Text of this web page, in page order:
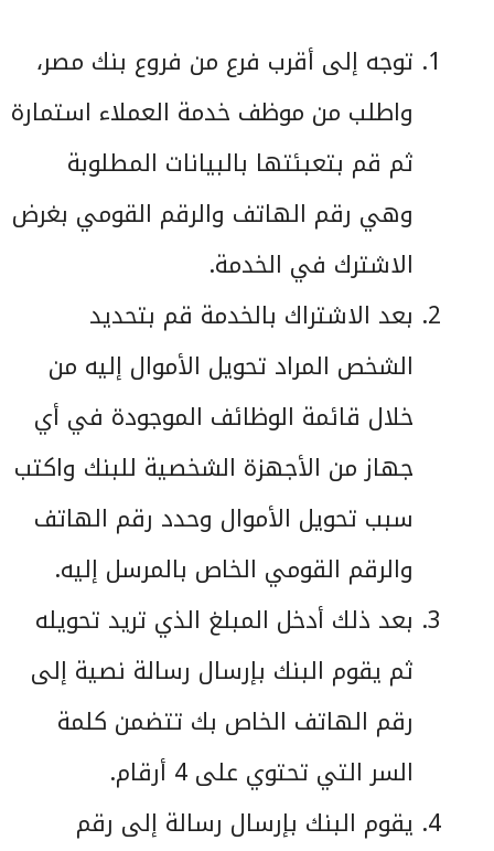
توجه إلى أقرب فرع من فروع بنك مصر،
واطلب من موظف خدمة العملاء استمارة
ثم قم بتعبئتها بالبيانات المطلوبة
وهي رقم الهاتف والرقم القومي بغرض
الاشترك في الخدمة.
بعد الاشتراك بالخدمة قم بتحديد
الشخص المراد تحويل الأموال إليه من
خلال قائمة الوظائف الموجودة في أي
جهاز من الأجهزة الشخصية للبنك واكتب
سبب تحويل الأموال وحدد رقم الهاتف
والرقم القومي الخاص بالمرسل إليه.
بعد ذلك أدخل المبلغ الذي تريد تحويله
ثم يقوم البنك بإرسال رسالة نصية إلى
رقم الهاتف الخاص بك تتضمن كلمة
السر التي تحتوي على 4 أرقام.
يقوم البنك بإرسال رسالة إلى رقم